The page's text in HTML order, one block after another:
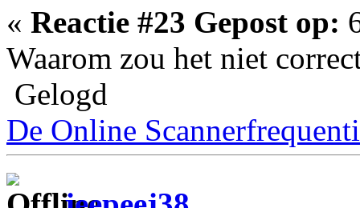
« Reactie #23 Gepost op:
Waarom zou het niet
Gelogd
De Online